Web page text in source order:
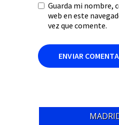
Guarda mi nombre,
web en este
vez que comente.